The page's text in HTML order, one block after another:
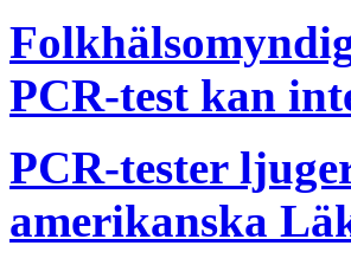
PCR-test kan
PCR-tester
amerikanska